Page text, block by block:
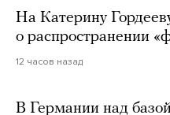
На Катерину
о распространении
12 часов назад
В Германии над